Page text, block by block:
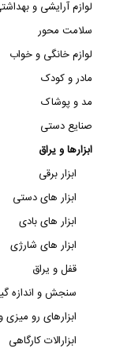
لوازم آرایشی و
سلامت محور
لوازم خانگی و خواب
مادر و کودک
مد و پوشاک
صنایع دستی
ابزارها و یراق
ابزار برقی
ابزار های دستی
ابزار های بادی
ابزار های شارژی
قفل و یراق
سنجش و اندازه
ابزارهای رو میزی
ابزارالات کارگاهی